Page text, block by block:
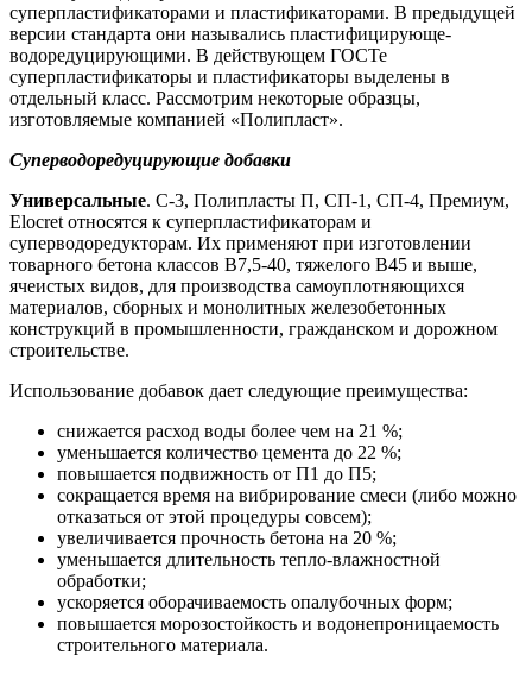
суперпластификаторами и пластификаторами. В предыдущей
версии стандарта они назывались пластифицирующе-
водоредуцирующими. В действующем ГОСТе
суперпластификаторы и пластификаторы выделены в
отдельный класс. Рассмотрим некоторые образцы,
изготовляемые компанией «Полипласт».
Суперводоредуцирующие добавки
Универсальные. С-3, Полипласты П, СП-1, СП-4, Премиум,
Elocret относятся к суперпластификаторам и
суперводоредукторам. Их применяют при изготовлении
товарного бетона классов В7,5-40, тяжелого В45 и выше,
ячеистых видов, для производства самоуплотняющихся
материалов, сборных и монолитных железобетонных
конструкций в промышленности, гражданском и дорожном
строительстве.
Использование добавок дает следующие преимущества:
снижается расход воды более чем на 21 %;
уменьшается количество цемента до 22 %;
повышается подвижность от П1 до П5;
сокращается время на вибрирование смеси (либо можно
отказаться от этой процедуры совсем);
увеличивается прочность бетона на 20 %;
уменьшается длительность тепло-влажностной
обработки;
ускоряется оборачиваемость опалубочных форм;
повышается морозостойкость и водонепроницаемость
строительного материала.